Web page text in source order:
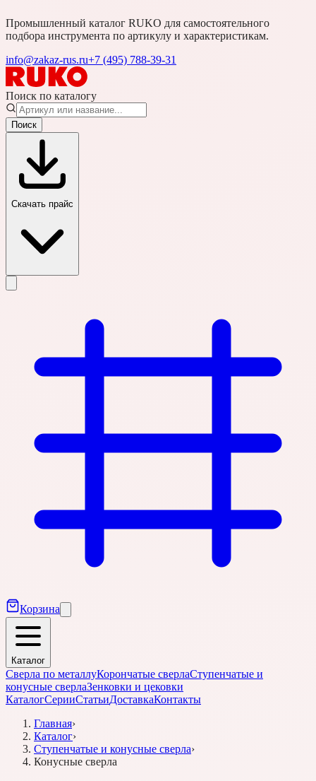
Промышленный каталог RUKO для самостоятельного
подбора инструмента по артикулу и характеристикам.
info@zakaz-rus.ru+7 (495) 788-39-31
Поиск по каталогу
Поиск
Скачать прайс
Корзина
Каталог
Сверла по металлуКорончатые сверлаСтупенчатые и
конусные сверлаЗенковки и цековки
КаталогСерииСтатьиДоставкаКонтакты
Главная›
Каталог›
Ступенчатые и конусные сверла›
Конусные сверла